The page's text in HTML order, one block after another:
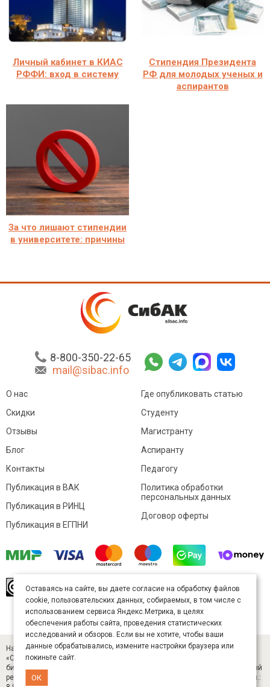
Личный кабинет в КИАС
РФФИ: вход в систему
Стипендия Президента
РФ для молодых ученых и
аспирантов
За что лишают стипендии
в университете: причины
8-800-350-22-65
mail@sibac.info
О нас
Скидки
Отзывы
Блог
Контакты
Где опубликовать статью
Студенту
Магистранту
Аспиранту
Педагогу
Публикация в ВАК
Публикация в РИНЦ
Публикация в ЕГПНИ
Политика обработки
персональных данных
Договор оферты
произведение доступно полицензии Creative
Commons «Attribution» («Атрибуция») 4.0
Непортированная.
Карта сайта
Научный журнал «Студенческий» (ISSN 2541-9412). Издатель — ООО
«СибАК» (ИНН 5402054157). Размещается в Научной электронной
библиотеке eLIBRARY.RU (договор № 445-11/2019 от 05.11.2019). Главный
редактор — Старченко И. Б., д-р техн. наук. E-mail: student@sibac.info, тел.:
Оставаясь на сайте, вы даете согласие на обработку файлов
cookie, пользовательских данных, собираемых, в том числе с
использованием сервиса Яндекс.Метрика, в целях
обеспечения работы сайта, проведения статистических
исследований и обзоров. Если вы не хотите, чтобы ваши
данные обрабатывались, измените настройки браузера или
покиньте сайт.
ОК